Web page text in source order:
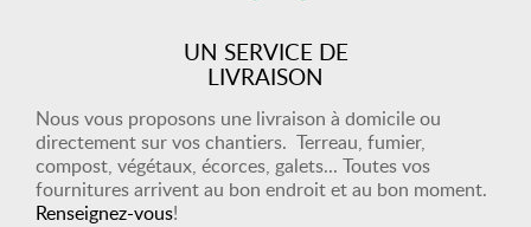
UN SERVICE DE
LIVRAISON
Nous vous proposons une livraison à domicile ou
directement sur vos chantiers. Terreau, fumier,
compost, végétaux, écorces, galets... Toutes vos
fournitures arrivent au bon endroit et au bon moment.
Renseignez-vous!